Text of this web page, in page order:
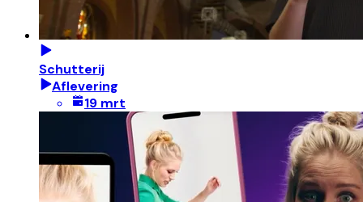
Schutterij
Aflevering
19 mrt